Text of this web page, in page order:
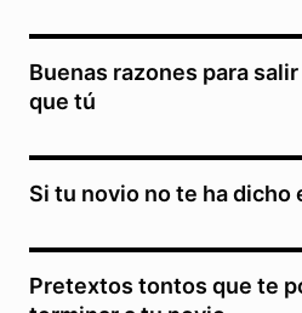
Buenas razones para
que tú
Si tu novio no te ha dicho
Pretextos tontos que te